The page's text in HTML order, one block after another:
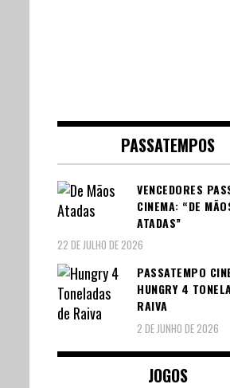
PASSATEMPOS
VENCEDORES
CINEMA: “DE
ATADAS”
22 DE JULHO DE 2026
PASSATEMPO
HUNGRY 4
RAIVA
2 DE JUNHO DE 2026
JOGOS